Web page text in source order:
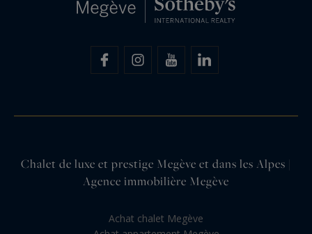
Chalet de luxe et prestige Megève et dans les Alpes |
Agence immobilière Megève
Achat chalet Megève